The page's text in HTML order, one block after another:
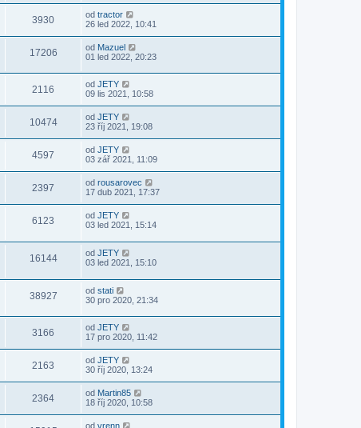
3930 od tractor
26 led 2022, 10:41
17206 od Mazuel
01 led 2022, 20:23
2116 od JETY
09 lis 2021, 10:58
10474 od JETY
23 říj 2021, 19:08
4597 od JETY
03 zář 2021, 11:09
2397 od rousarovec
17 dub 2021, 17:37
6123 od JETY
03 led 2021, 15:14
16144 od JETY
03 led 2021, 15:10
38927 od stati
30 pro 2020, 21:34
3166 od JETY
17 pro 2020, 11:42
2163 od JETY
30 říj 2020, 13:24
2364 od Martin85
18 říj 2020, 10:58
od vrenn